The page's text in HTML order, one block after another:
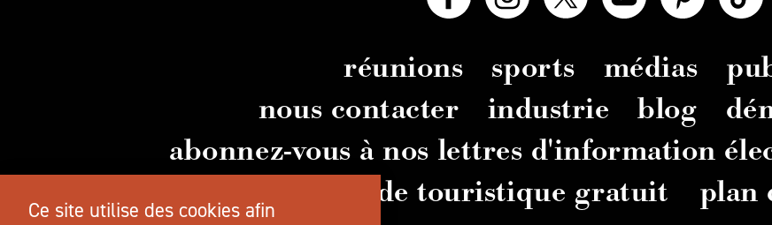
réunions sports médias
nous contacter
industrie blog
abonnez-vous à nos lettres d'information
guide touristique gratuit
plan
Ce site utilise des cookies afin